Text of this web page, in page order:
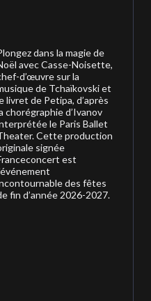
dans la magie de
avec Casse-Noisette,
d’œuvre sur la
de Tchaïkovski et
livret de Petipa, d’après
chorégraphie d’Ivanov
le Paris Ballet
Cette production
signée
est
des fêtes
fin d’année 2026-2027.